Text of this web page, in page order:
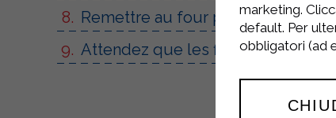
Remettre au four pendant
Attendez que les flans
marketing.
default. Per
obbligatori (ad